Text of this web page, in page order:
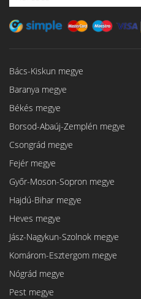
Bács-Kiskun megye
Baranya megye
Békés megye
Borsod-Abaúj-Zemplén megye
Csongrád megye
Fejér megye
Győr-Moson-Sopron megye
Hajdú-Bihar megye
Heves megye
Jász-Nagykun-Szolnok megye
Komárom-Esztergom megye
Nógrád megye
Pest megye